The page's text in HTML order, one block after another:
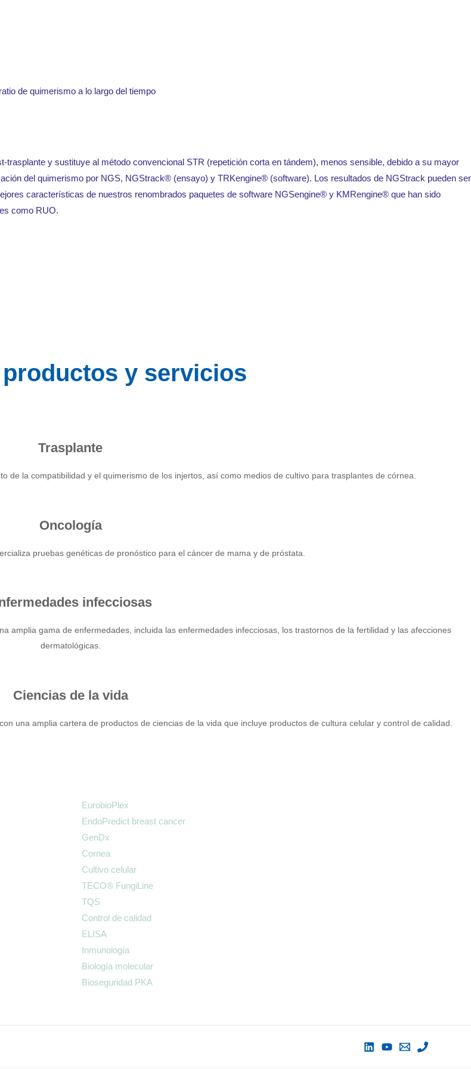
de quimerismo a lo largo del tiempo
y sustituye al método convencional STR (repetición corta en tándem), menos sensible, debido a su mayor
del quimerismo por NGS, NGStrack® (ensayo) y TRKengine® (software). Los resultados de NGStrack pueden ser
características de nuestros renombrados paquetes de software NGSengine® y KMRengine® que han sido
como RUO.
y servicios
Trasplante
de la compatibilidad y el quimerismo de los injertos, así como medios de cultivo para trasplantes de córnea.
Oncología
pruebas genéticas de pronóstico para el cáncer de mama y de próstata.
infecciosas
amplia gama de enfermedades, incluida las enfermedades infecciosas, los trastornos de la fertilidad y las afecciones
dermatológicas.
Ciencias de la vida
una amplia cartera de productos de ciencias de la vida que incluye productos de cultura celular y control de calidad.
EurobioPlex
EndoPredict breast cancer
GenDx
Cornea
Cultivo celular
TECO® FungiLine
TQS
Control de calidad
ELISA
Inmunología
Biología molecular
Bioseguridad PKA